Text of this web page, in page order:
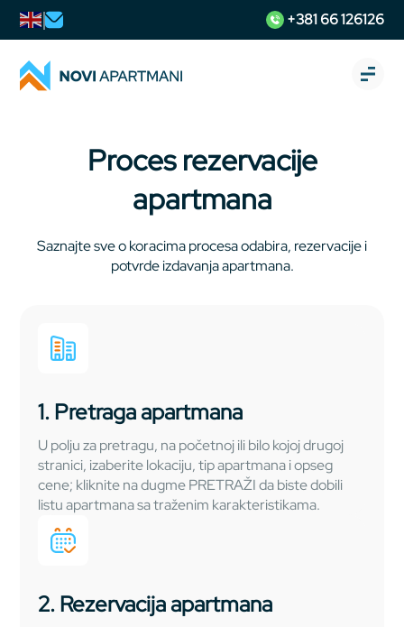
+381 66 126126
Proces rezervacije
apartmana
Saznajte sve o koracima procesa odabira, rezervacije i
potvrde izdavanja apartmana.
1. Pretraga apartmana
U polju za pretragu, na početnoj ili bilo kojoj drugoj
stranici, izaberite lokaciju, tip apartmana i opseg
cene; kliknite na dugme PRETRAŽI da biste dobili
listu apartmana sa traženim karakteristikama.
2. Rezervacija apartmana